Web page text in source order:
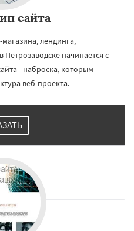
сайта
лендинга,
начинается с
- наброска, которым
веб-проекта.